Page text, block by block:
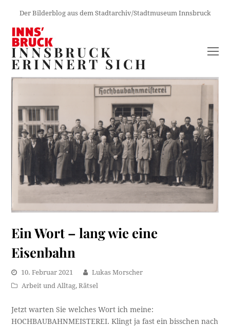
Der Bilderblog aus dem Stadtarchiv/Stadtmuseum Innsbruck
INNSBRUCK
ERINNERT SICH
Ein Wort – lang wie eine
Eisenbahn
10. Februar 2021
Lukas Morscher
Arbeit und Alltag,Rätsel
Jetzt warten Sie welches Wort ich meine:
HOCHBAUBAHNMEISTEREI. Klingt ja fast ein bisschen nach